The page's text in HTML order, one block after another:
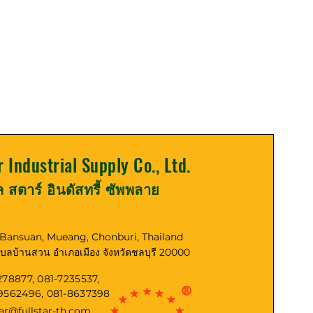
Industrial Supply Co., Ltd.
สตาร์ อินดัสทรี้ ซัพพลาย
Mueang, Chonburi, Thailand
ลบ้านสวน อำเภอเมือง จังหวัดชลบุรี 20000
081-7235537,
081-8637398